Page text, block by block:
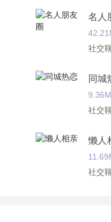
名人
社交
同城
9.36M
社交
懒人
社交